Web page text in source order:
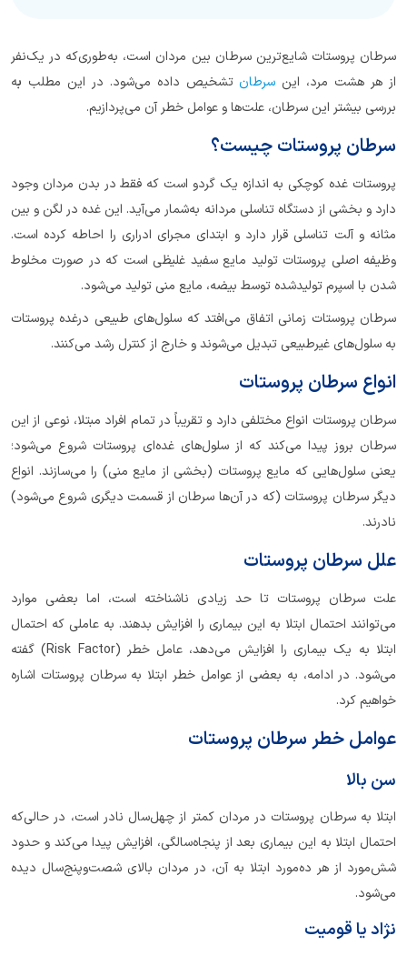
سرطان پروستات شایع‌ترین سرطان بین مردان است، به‌طوری‌که در یک‌نفر
از هر هشت‌ مرد، این سرطانتشخیص داده می‌شود. در این مطلب به
بررسی بیشتر این سرطان، علت‌ها و عوامل خطر آن می‌پردازیم.
سرطان پروستات چیست؟
پروستات غده کوچکی به اندازه یک گردو است که فقط در بدن مردان وجود
دارد و بخشی از دستگاه تناسلی مردانه به‌شمار می‌آید. این غده در لگن و بین
مثانه و آلت تناسلی قرار دارد و ابتدای مجرای ادراری را احاطه کرده است.
وظیفه اصلی پروستات تولید مایع سفید غلیظی است که در صورت مخلوط
شدن با اسپرم تولید‌شده توسط بیضه، مایع منی تولید می‌شود.
سرطان پروستات زمانی اتفاق می‌افتد که سلول‌های طبیعی درغده پروستات
به سلول‌های غیرطبیعی تبدیل می‌شوند و خارج از کنترل رشد می‌کنند.
انواع سرطان پروستات
سرطان پروستات انواع مختلفی دارد و تقریباً در تمام افراد مبتلا، نوعی از این
سرطان بروز پیدا می‌کند که از سلول‌های غده‌ای پروستات شروع می‌شود؛
یعنی سلول‌هایی که مایع پروستات (بخشی از مایع منی) را می‌سازند. انواع
دیگر سرطان پروستات (که در آن‌ها سرطان از قسمت دیگری شروع می‌شود)
نادرند.
علل سرطان پروستات
علت سرطان پروستات تا حد زیادی ناشناخته است، اما بعضی موارد
می‌توانند احتمال ابتلا به این بیماری را افزایش بدهند. به عاملی که احتمال
ابتلا به یک بیماری را افزایش می‌دهد، عامل خطر (Risk Factor) گفته
می‌شود. در ادامه، به بعضی از عوامل خطر ابتلا به سرطان پروستات اشاره
خواهیم کرد.
عوامل خطر سرطان پروستات
سن بالا
ابتلا به سرطان پروستات در مردان کمتر از چهل‌سال نادر است، در حالی‌که
احتمال ابتلا به این بیماری بعد از پنجاه‌سالگی، افزایش پیدا می‌کند و حدود
شش‌مورد از هر ده‌مورد ابتلا به آن، در مردان بالای شصت‌وپنج‌سال دیده
می‌شود.
نژاد یا قومیت